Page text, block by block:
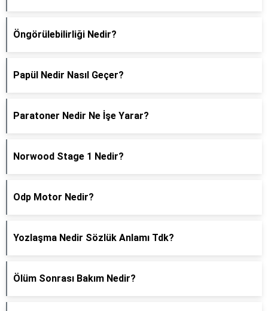
Öngörülebilirliği Nedir?
Papül Nedir Nasıl Geçer?
Paratoner Nedir Ne İşe Yarar?
Norwood Stage 1 Nedir?
Odp Motor Nedir?
Yozlaşma Nedir Sözlük Anlamı Tdk?
Ölüm Sonrası Bakım Nedir?